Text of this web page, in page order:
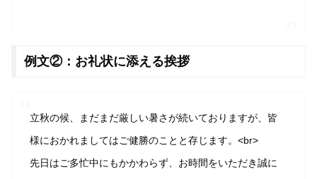
例文②：お礼状に添える挨拶
立秋の候、まだまだ厳しい暑さが続いておりますが、皆
様におかれましてはご健勝のことと存じます。<br>
先日はご多忙中にもかかわらず、お時間をいただき誠に